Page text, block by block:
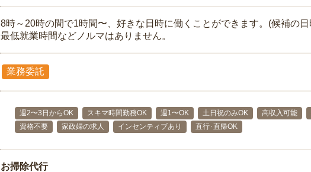
8時～20時の間で1時間〜、好きな日時に働くことができます。(候補の
最低就業時間などノルマはありません。
業務委託
週2〜3日からOK スキマ時間勤務OK 週1〜OK 土日祝のみOK 高収入可能
資格不要
家政婦の求人 インセンティブあり 直行･直帰OK
お掃除代行